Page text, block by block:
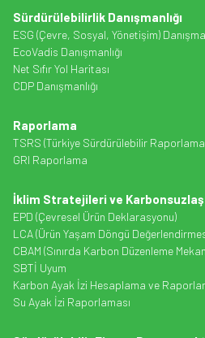
Sürdürülebilirlik Danışmanlığı
ESG (Çevre, Sosyal, Yönetişim)
EcoVadis Danışmanlığı
Net Sıfır Yol Haritası
CDP Danışmanlığı
Raporlama
TSRS (Türkiye Sürdürülebilir
GRI Raporlama
İklim Stratejileri ve
EPD (Çevresel Ürün Deklarasyonu)
LCA (Ürün Yaşam Döngü
CBAM (Sınırda Karbon Düzenleme
SBTİ Uyum
Karbon Ayak İzi Hesaplama ve
Su Ayak İzi Raporlaması